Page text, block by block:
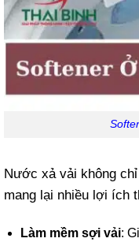
Nước xả vải không
mang lại nhiều lợi ích
Làm mềm sợi vải: